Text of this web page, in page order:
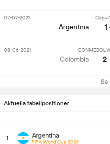
Aktuella tabellpositioner
1 Argentina
FIFA World Cup 2026
Argentina
Copa
1
07-07-2021
Colombia
CONMEBOL
2
08-06-2021
Se